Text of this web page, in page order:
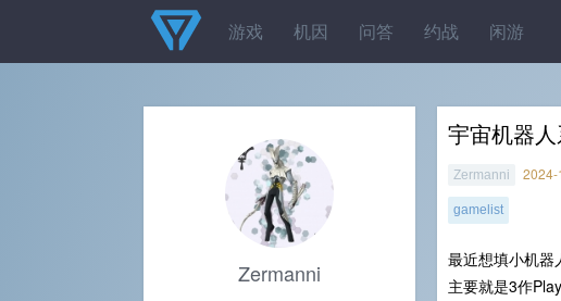
游戏 机因 问答 约战 闲游
宇宙机器
Zermanni 2024-
gamelist
最近想填小机器
主要就是3作
Zermanni